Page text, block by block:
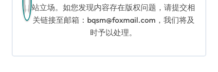
站立场。如您发现内容存在版权问题，请提交相
关链接至邮箱：bqsm@foxmail.com，我们将及
时予以处理。